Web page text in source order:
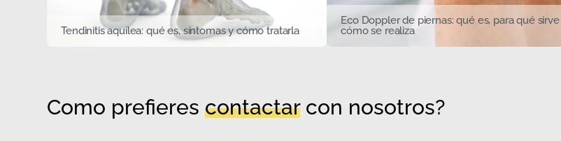
Tendinitis aquílea: qué es, síntomas y cómo tratarla
Eco Doppler de piernas: qué es, para qué
cómo se realiza
Como prefierescontactarcon nosotros?